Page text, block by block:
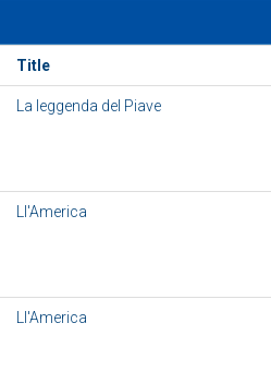
Title
La leggenda del Piave
Ll'America
Ll'America